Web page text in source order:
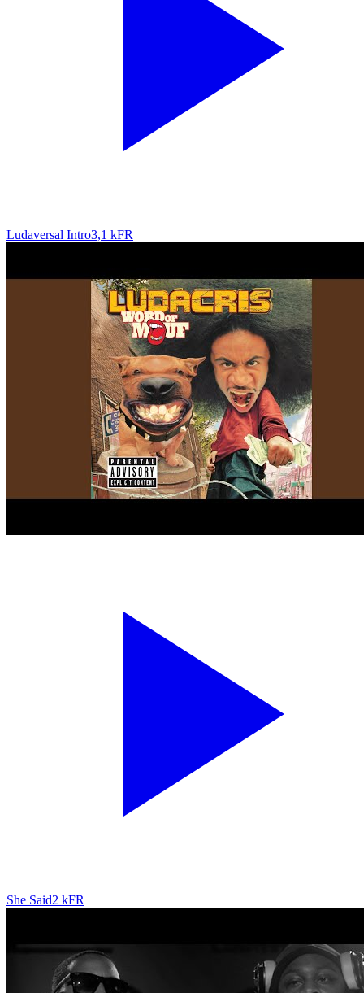
Ludaversal Intro3,1 kFR
She Said2 kFR